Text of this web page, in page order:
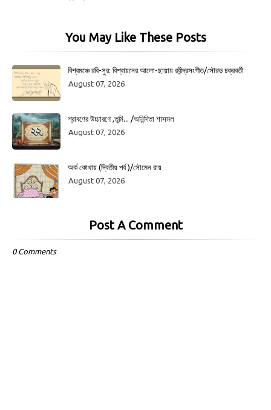
You May Like These Posts
বিশ্বমঞ্চে রবি-সুর: বিশ্বায়নের আলো-ছায়ায় রবীন্দ্রসংগীত/সৌরভ চক্রবর্তী
August 07, 2026
শ্রাবণের উচ্চারণে ,তুমি... /অনিন্দিতা শাসমল
August 07, 2026
অর্ক কোথায় (দ্বিতীয় পর্ব )/সৌমেন রায়
August 07, 2026
Post A Comment
0 Comments